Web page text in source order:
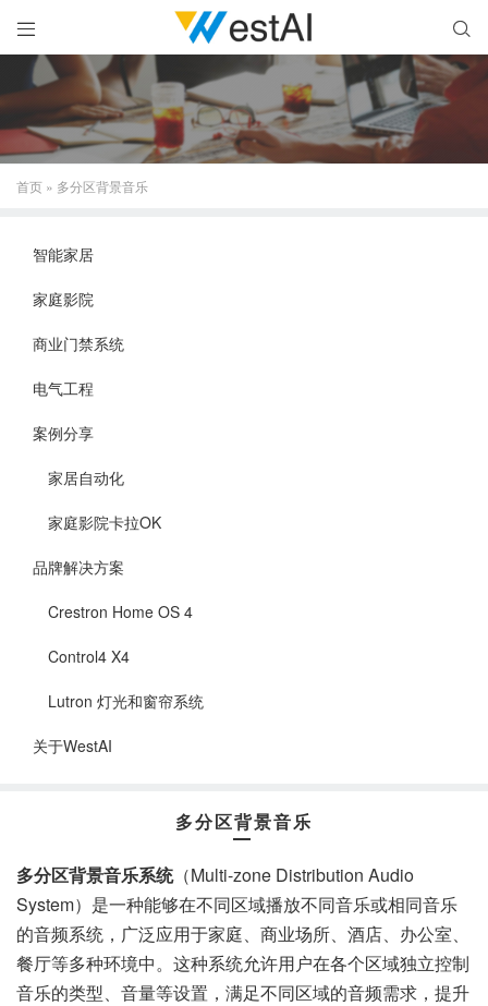


首页 » 多分区背景音乐
智能家居
家庭影院
商业门禁系统
电气工程
案例分享
家居自动化
家庭影院卡拉OK
品牌解决方案
Crestron Home OS 4
Control4 X4
Lutron 灯光和窗帘系统
关于WestAI
多分区背景音乐
多分区背景音乐系统（Multi-zone Distribution Audio
System）是一种能够在不同区域播放不同音乐或相同音乐
的音频系统，广泛应用于家庭、商业场所、酒店、办公室、
餐厅等多种环境中。这种系统允许用户在各个区域独立控制
音乐的类型、音量等设置，满足不同区域的音频需求，提升